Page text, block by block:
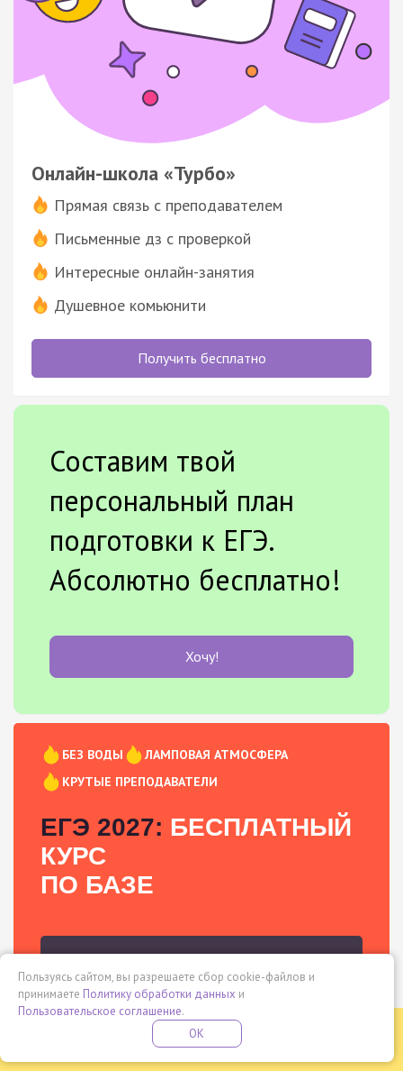
Онлайн-школа «Турбо»
Прямая связь с преподавателем
Письменные дз с проверкой
Интересные онлайн-занятия
Душевное комьюнити
Получить бесплатно
Составим твой
персональный план
подготовки к ЕГЭ.
Абсолютно бесплатно!
Хочу!
БЕЗ ВОДЫ
ЛАМПОВАЯ АТМОСФЕРА
КРУТЫЕ ПРЕПОДАВАТЕЛИ
ЕГЭ 2027: БЕСПЛАТНЫЙ
КУРС
ПО БАЗЕ
ЗАПИСАТЬСЯ
На бесплатном демо-курсе ты:
Бесплатная летняя школа
ПРОВЕДИ ЭТО ЛЕТО С ПОЛЬЗОЙ
Пользуясь сайтом, вы разрешаете сбор cookie-файлов и
принимаете Политику обработки данных и
Пользовательское соглашение.
OK